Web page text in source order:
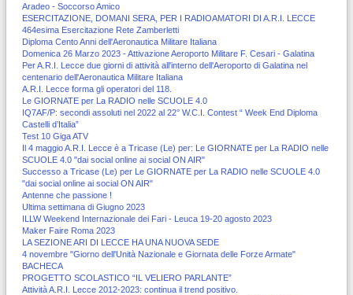
Aradeo - Soccorso Amico
ESERCITAZIONE, DOMANI SERA, PER I RADIOAMATORI DI A.R.I. LECCE
464esima Esercitazione Rete Zamberletti
Diploma Cento Anni dell'Aeronautica Militare Italiana
Domenica 26 Marzo 2023 - Attivazione Aeroporto Militare F. Cesari - Galatina
Per A.R.I. Lecce due giorni di attività all'interno dell'Aeroporto di Galatina nel
centenario dell'Aeronautica Militare Italiana
A.R.I. Lecce forma gli operatori del 118.
Le GIORNATE per La RADIO nelle SCUOLE 4.0
IQ7AF/P: secondi assoluti nel 2022 al 22° W.C.I. Contest “ Week End Diploma
Castelli d’Italia”
Test 10 Giga ATV
Il 4 maggio A.R.I. Lecce è a Tricase (Le) per: Le GIORNATE per La RADIO nelle
SCUOLE 4.0 "dai social online ai social ON AIR"
Successo a Tricase (Le) per Le GIORNATE per La RADIO nelle SCUOLE 4.0
"dai social online ai social ON AIR"
Antenne che passione !
Ultima settimana di Giugno 2023
ILLW Weekend Internazionale dei Fari - Leuca 19-20 agosto 2023
Maker Faire Roma 2023
LA SEZIONE ARI DI LECCE HA UNA NUOVA SEDE
4 novembre "Giorno dell'Unità Nazionale e Giornata delle Forze Armate"
BACHECA
PROGETTO SCOLASTICO “IL VELIERO PARLANTE”
Attività A.R.I. Lecce 2012-2023: continua il trend positivo.